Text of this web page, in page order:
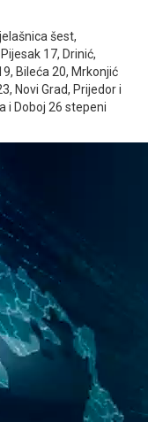
šest,
17, Drinić,
Bileća 20, Mrkonjić
Novi Grad, Prijedor i
i Doboj 26 stepeni